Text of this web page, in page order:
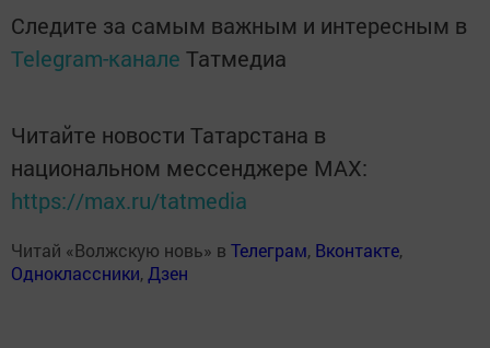
Следите за самым важным и интересным в
Telegram-канале Татмедиа
Читайте новости Татарстана в
национальном мессенджере MАХ:
https://max.ru/tatmedia
Читай «Волжскую новь» в Телеграм, Вконтакте,
Одноклассники, Дзен